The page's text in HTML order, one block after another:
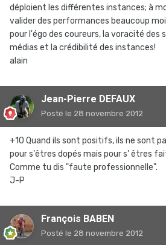
déploient les différentes instances; à
valider des performances beaucoup
pour l'égo des coureurs, la voracité des
médias et la crédibilité des instances!
alain
Jean-Pierre DEFAUX
Posté le 28 novembre 2012
+10 Quand ils sont positifs, ils ne sont
pour s'êtres dopés mais pour s' êtres
Comme tu dis "faute professionnelle".
J-P
François BABEN
Posté le 28 novembre 2012